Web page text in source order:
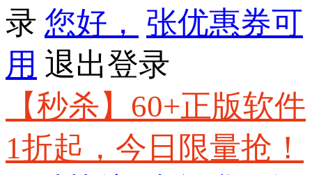
录 您好，
张优惠券可
用 退出登录
【秒杀】60+正版软件
1折起，今日限量抢！